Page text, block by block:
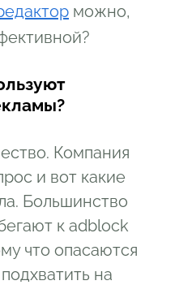
можно,
Компания
и вот какие
Большинство
к adblock
что опасаются
на